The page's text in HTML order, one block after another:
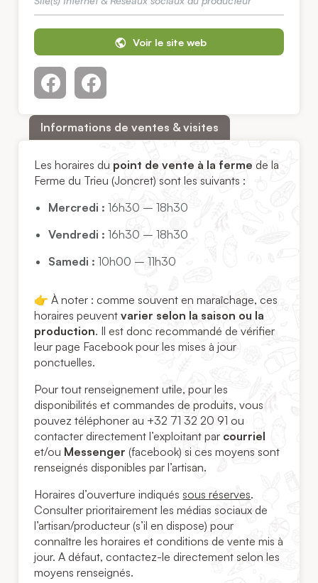
Voir le site web
Informations de ventes & visites
Les horaires du point de vente à la ferme de la
Ferme du Trieu (Joncret) sont les suivants :
Mercredi : 16h30 – 18h30
Vendredi : 16h30 – 18h30
Samedi : 10h00 – 11h30
👉 À noter : comme souvent en maraîchage, ces
horaires peuventvarier selon la saison ou la
production. Il est donc recommandé de vérifier
leur page Facebook pour les mises à jour
ponctuelles.
Pour tout renseignement utile, pour les
disponibilités et commandes de produits, vous
pouvez téléphoner au +32 71 32 20 91 ou
contacter directement l’exploitant par courriel
et/ou Messenger (facebook) si ces moyens sont
renseignés disponibles par l’artisan.
Horaires d’ouverture indiqués sous réserves.
Consulter prioritairement les médias sociaux de
l’artisan/producteur (s’il en dispose) pour
connaître les horaires et conditions de vente mis à
jour. A défaut, contactez-le directement selon les
moyens renseignés.